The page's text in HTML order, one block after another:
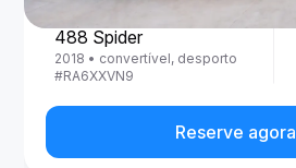
488 Spider
2018 • convertível, desporto
#RA6XXVN9
Reserve agora